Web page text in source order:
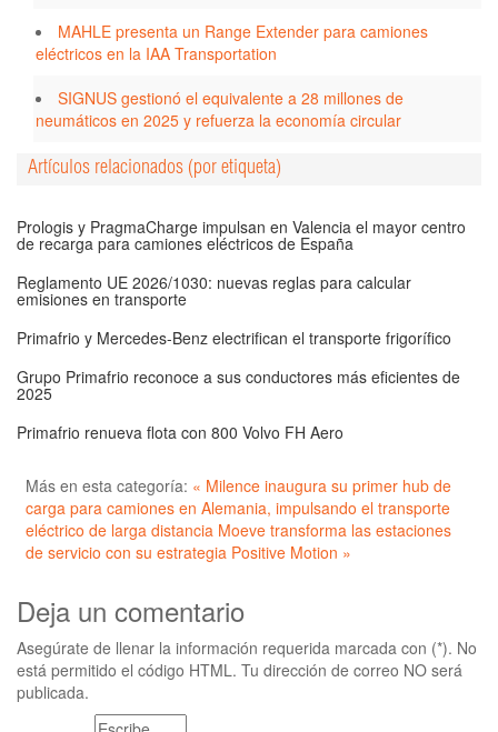
MAHLE presenta un Range Extender para camiones
eléctricos en la IAA Transportation
SIGNUS gestionó el equivalente a 28 millones de
neumáticos en 2025 y refuerza la economía circular
Artículos relacionados (por etiqueta)
Prologis y PragmaCharge impulsan en Valencia el mayor centro
de recarga para camiones eléctricos de España
Reglamento UE 2026/1030: nuevas reglas para calcular
emisiones en transporte
Primafrio y Mercedes-Benz electrifican el transporte frigorífico
Grupo Primafrio reconoce a sus conductores más eficientes de
2025
Primafrio renueva flota con 800 Volvo FH Aero
Más en esta categoría: « Milence inaugura su primer hub de
carga para camiones en Alemania, impulsando el transporte
eléctrico de larga distancia Moeve transforma las estaciones
de servicio con su estrategia Positive Motion »
Deja un comentario
Asegúrate de llenar la información requerida marcada con (*). No
está permitido el código HTML. Tu dirección de correo NO será
publicada.